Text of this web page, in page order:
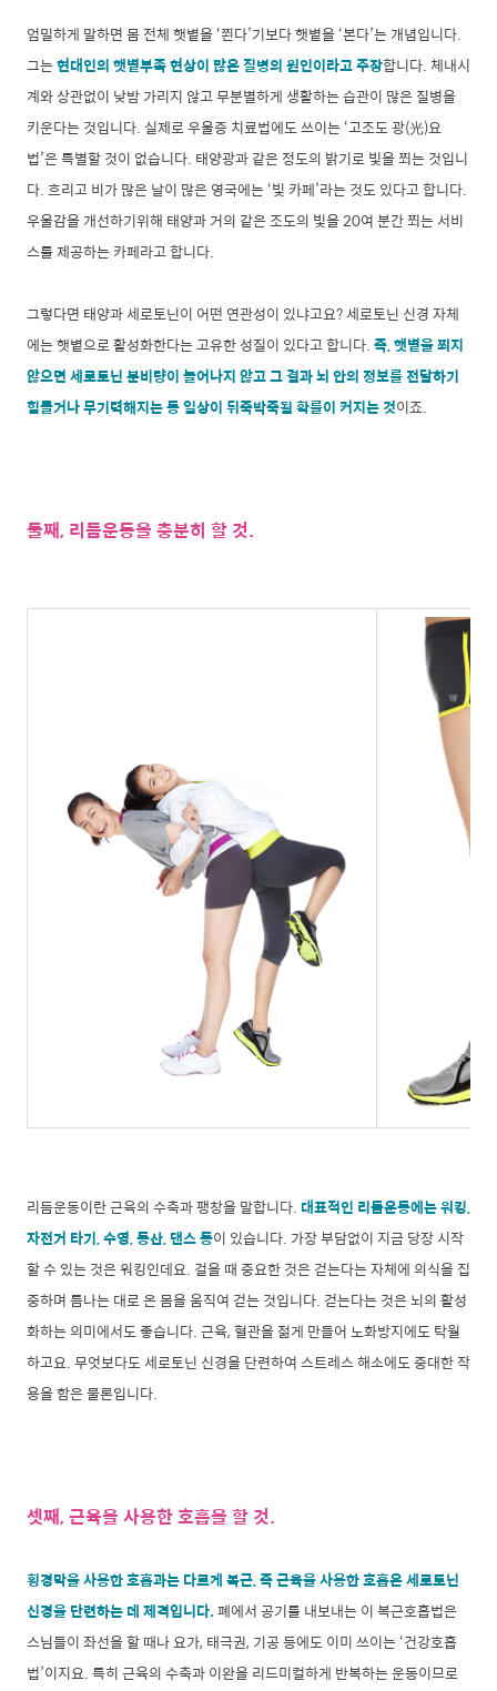
엄밀하게 말하면 몸 전체 햇볕을 ‘쬔다’기보다 햇볕을 ‘본다’는 개념입니다.
그는현대인의 햇볕부족 현상이 많은 질병의 원인이라고 주장합니다. 체내시
계와 상관없이 낮밤 가리지 않고 무분별하게 생활하는 습관이 많은 질병을
키운다는 것입니다. 실제로 우울증 치료법에도 쓰이는 ‘고조도 광(光)요
법’은 특별할 것이 없습니다. 태양광과 같은 정도의 밝기로 빛을 쬐는 것입니
다. 흐리고 비가 많은 날이 많은 영국에는 ‘빛 카페’라는 것도 있다고 합니다.
우울감을 개선하기위해 태양과 거의 같은 조도의 빛을 20여 분간 쬐는 서비
스를 제공하는 카페라고 합니다.
그렇다면 태양과 세로토닌이 어떤 연관성이 있냐고요? 세로토닌 신경 자체
에는 햇볕으로 활성화한다는 고유한 성질이 있다고 합니다.즉, 햇볕을 쬐지
않으면 세로토닌 분비량이 늘어나지 않고 그 결과 뇌 안의 정보를 전달하기
힘들거나 무기력해지는 등 일상이 뒤죽박죽될 확률이 커지는 것이죠.
둘째, 리듬운동을 충분히 할 것.
리듬운동이란 근육의 수축과 팽창을 말합니다.대표적인 리듬운동에는 워킹,
자전거 타기, 수영, 등산, 댄스 등이 있습니다. 가장 부담없이 지금 당장 시작
할 수 있는 것은 워킹인데요. 걸을 때 중요한 것은 걷는다는 자체에 의식을 집
중하며 틈나는 대로 온 몸을 움직여 걷는 것입니다. 걷는다는 것은 뇌의 활성
화하는 의미에서도 좋습니다. 근육, 혈관을 젊게 만들어 노화방지에도 탁월
하고요. 무엇보다도 세로토닌 신경을 단련하여 스트레스 해소에도 중대한 작
용을 함은 물론입니다.
셋째, 근육을 사용한 호흡을 할 것.
횡경막을 사용한 호흡과는 다르게 복근, 즉 근육을 사용한 호흡은 세로토닌
신경을 단련하는 데 제격입니다.폐에서 공기를 내보내는 이 복근호흡법은
스님들이 좌선을 할 때나 요가, 태극권, 기공 등에도 이미 쓰이는 ‘건강호흡
법’이지요. 특히 근육의 수축과 이완을 리드미컬하게 반복하는 운동이므로